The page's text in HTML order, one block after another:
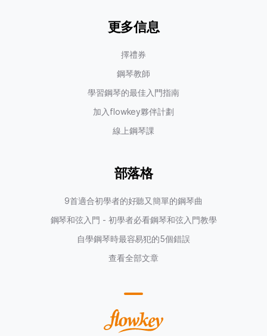
更多信息
擇禮券
鋼琴教師
學習鋼琴的最佳入門指南
加入flowkey夥伴計劃
線上鋼琴課
部落格
9首適合初學者的好聽又簡單的鋼琴曲
鋼琴和弦入門 - 初學者必看鋼琴和弦入門教學
自學鋼琴時最容易犯的5個錯誤
查看全部文章